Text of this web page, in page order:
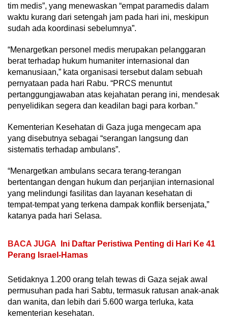
tim medis”, yang menewaskan “empat paramedis dalam
waktu kurang dari setengah jam pada hari ini, meskipun
sudah ada koordinasi sebelumnya”.
“Menargetkan personel medis merupakan pelanggaran
berat terhadap hukum humaniter internasional dan
kemanusiaan,” kata organisasi tersebut dalam sebuah
pernyataan pada hari Rabu. “PRCS menuntut
pertanggungjawaban atas kejahatan perang ini, mendesak
penyelidikan segera dan keadilan bagi para korban.”
Kementerian Kesehatan di Gaza juga mengecam apa
yang disebutnya sebagai “serangan langsung dan
sistematis terhadap ambulans”.
“Menargetkan ambulans secara terang-terangan
bertentangan dengan hukum dan perjanjian internasional
yang melindungi fasilitas dan layanan kesehatan di
tempat-tempat yang terkena dampak konflik bersenjata,”
katanya pada hari Selasa.
BACA JUGA
Ini Daftar Peristiwa Penting di Hari Ke 41
Perang Israel-Hamas
Setidaknya 1.200 orang telah tewas di Gaza sejak awal
permusuhan pada hari Sabtu, termasuk ratusan anak-anak
dan wanita, dan lebih dari 5.600 warga terluka, kata
kementerian kesehatan.